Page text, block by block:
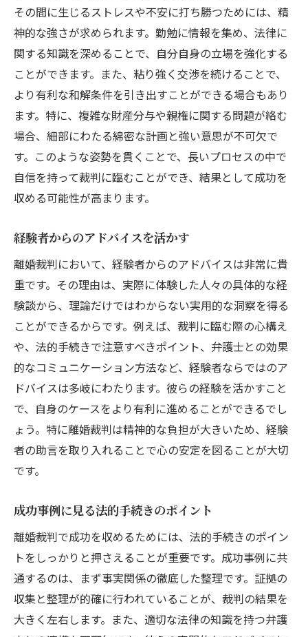
その間に生じるストレスや不安に打ち勝つためには、精
神的な強さが求められます。勤勉に情報を集め、法律に
関する知識を深めることで、自分自身の立場を強化する
ことができます。また、粘り強く交渉を続けることで、
より有利な和解条件を引き出すことができる場合もあり
ます。特に、複雑な財産分与や親権に関する問題が絡む
場合、細部にわたる綿密な計画と強い意思が不可欠で
す。このような姿勢を貫くことで、長いプロセスの中で
自信を持って裁判に臨むことができ、結果として成功を
収める可能性が高まります。
経験者からのアドバイスを活かす
離婚裁判において、経験者からのアドバイスは非常に貴
重です。その理由は、実際に体験した人々の具体的な経
験談から、理論だけではわからない実用的な洞察を得る
ことができるからです。例えば、裁判に臨む際の心構え
や、法的手続きで注意すべきポイント、弁護士との効果
的なコミュニケーション方法など、経験者ならではのア
ドバイスは多岐にわたります。彼らの経験を活かすこと
で、自身のケースをより有利に進めることができるでし
ょう。特に離婚裁判は精神的な負担が大きいため、経験
者の助言を取り入れることで心の安定を図ることが大切
です。
成功事例に見る法的手続きのポイント
離婚裁判で成功を収めるためには、法的手続きのポイン
トをしっかりと押さえることが重要です。成功事例に共
通するのは、まず事実関係の徹底した整理です。証拠の
収集と整理が的確に行われていることが、裁判の結果を
大きく左右します。また、適切な法律の知識を持つ弁護